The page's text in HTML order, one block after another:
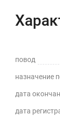
повод
назначение
дата
дата